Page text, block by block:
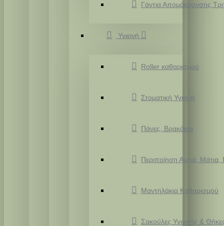
Γάντια Απομάκρυνσης
Υγιεινή
Roller καθαρισμού
Στοματική Υγιεινή
Πάνες, Βρακάκια
Περιποίηση Αυτιά,
Μαντηλάκια Καθαρισμού
Σακούλες Υγιεινής &